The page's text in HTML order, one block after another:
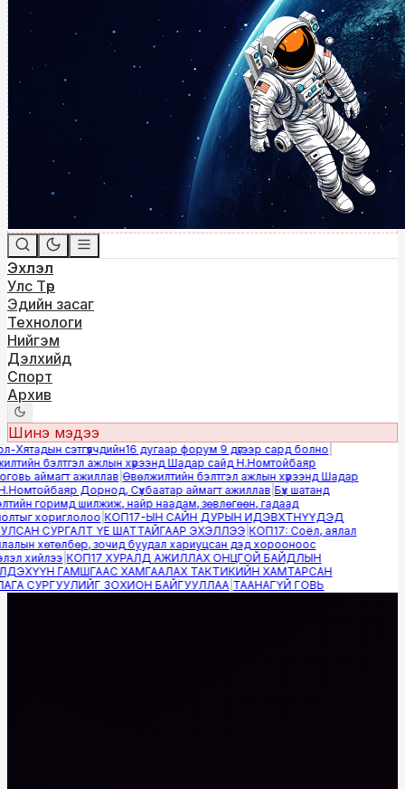
Эхлэл
Улс Төр
Эдийн засаг
Технологи
Нийгэм
Дэлхийд
Спорт
Архив
Шинэ мэдээ
сэтгүүлчдийн16 дугаар форум 9 дүгээр сард болно|
бэлтгэл ажлын хүрээнд Шадар сайд Н.Номтойбаяр
аймагт ажиллав|Өвөлжилтийн бэлтгэл ажлын хүрээнд Шадар
Дорнод, Сүхбаатар аймагт ажиллав|Бүх шатанд
горимд шилжиж, найр наадам, зөвлөгөөн, гадаад
хориглолоо|КОП17-ЫН САЙН ДУРЫН ИДЭВХТНҮҮДЭД
СУРГАЛТ ҮЕ ШАТТАЙГААР ЭХЭЛЛЭЭ|КОП17: Соёл, аялал
хөтөлбөр, зочид буудал хариуцсан дэд хорооноос
хийлээ|КОП17 ХУРАЛД АЖИЛЛАХ ОНЦГОЙ БАЙДЛЫН
ГАМШГААС ХАМГААЛАХ ТАКТИКИЙН ХАМТАРСАН
СУРГУУЛИЙГ ЗОХИОН БАЙГУУЛЛАА|ТААНАГҮЙ ГОВЬ